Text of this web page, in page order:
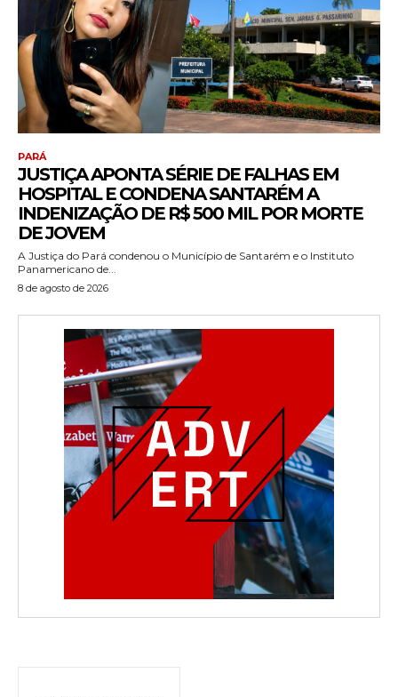
PARÁ
JUSTIÇA APONTA SÉRIE DE FALHAS EM
HOSPITAL E CONDENA SANTARÉM A
INDENIZAÇÃO DE R$ 500 MIL POR MORTE
DE JOVEM
A Justiça do Pará condenou o Município de Santarém e o Instituto
Panamericano de...
8 de agosto de 2026